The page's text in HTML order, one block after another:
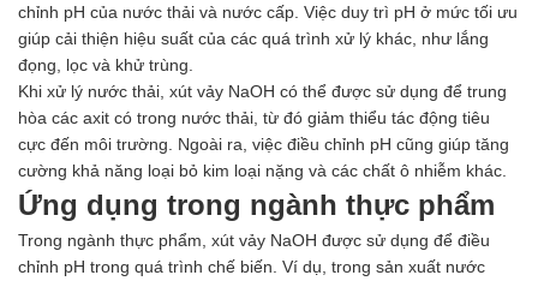
chỉnh pH của nước thải và nước cấp. Việc duy trì pH ở mức tối ưu
giúp cải thiện hiệu suất của các quá trình xử lý khác, như lắng
đọng, lọc và khử trùng.
Khi xử lý nước thải, xút vảy NaOH có thể được sử dụng để trung
hòa các axit có trong nước thải, từ đó giảm thiểu tác động tiêu
cực đến môi trường. Ngoài ra, việc điều chỉnh pH cũng giúp tăng
cường khả năng loại bỏ kim loại nặng và các chất ô nhiễm khác.
Ứng dụng trong ngành thực phẩm
Trong ngành thực phẩm, xút vảy NaOH được sử dụng để điều
chỉnh pH trong quá trình chế biến. Ví dụ, trong sản xuất nước